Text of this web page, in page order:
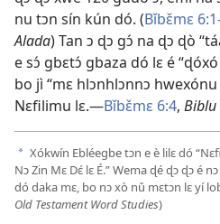
nu tɔn sín kún dó. (Bǐbɛ̌mɛ
Alada) Tan ɔ ɖɔ gɔ́ na ɖɔ ɖò
e sɔ́ gbɛtɔ́ gbaza dó lɛ é
bo jì “mɛ hlɔnhlɔnnɔ hwexónu
Nɛfilimu lɛ.—Bǐbɛ̌mɛ 6:4,
a Xókwín Ebléegbe tɔn e è lilɛ dó
Nɔ Zin Mɛ Dɛ́ lɛ É.” Wema ɖé ɖɔ ɖɔ é
dó daka mɛ, bo nɔ xò nǔ mɛtɔn lɛ yí
Old Testament Word Studies)